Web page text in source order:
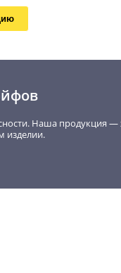
Наша продукция —
изделии.